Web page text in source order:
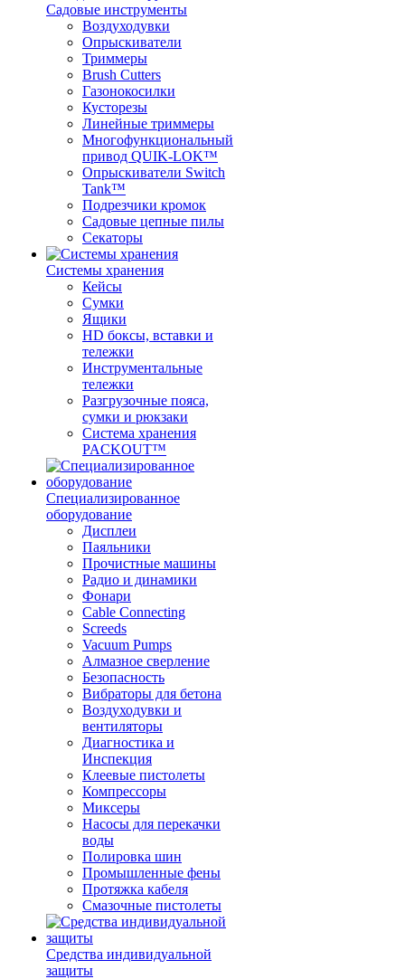
Садовые инструменты
Воздуходувки
Опрыскиватели
Триммеры
Brush Cutters
Газонокосилки
Кусторезы
Линейные триммеры
Многофункциональный
привод QUIK-LOK™
Опрыскиватели Switch
Tank™
Подрезчики кромок
Садовые цепные пилы
Секаторы
Системы хранения
Кейсы
Сумки
Ящики
HD боксы, вставки и
тележки
Инструментальные
тележки
Разгрузочные пояса,
сумки и рюкзаки
Система хранения
PACKOUT™
Специализированное
оборудование
Дисплеи
Паяльники
Прочистные машины
Радио и динамики
Фонари
Cable Connecting
Screeds
Vacuum Pumps
Алмазное сверление
Безопасность
Вибраторы для бетона
Воздуходувки и
вентиляторы
Диагностика и
Инспекция
Клеевые пистолеты
Компрессоры
Миксеры
Насосы для перекачки
воды
Полировка шин
Промышленные фены
Протяжка кабеля
Смазочные пистолеты
Средства индивидуальной
защиты